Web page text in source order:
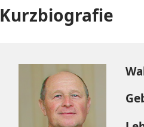
Kurzbiografie